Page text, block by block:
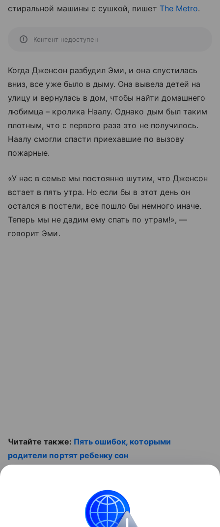
стиральной машины с сушкой, пишет The Metro.
Контент недоступен
Когда Дженсон разбудил Эми, и она спустилась
вниз, все уже было в дыму. Она вывела детей на
улицу и вернулась в дом, чтобы найти домашнего
любимца – кролика Наалу. Однако дым был таким
плотным, что с первого раза это не получилось.
Наалу смогли спасти приехавшие по вызову
пожарные.
«У нас в семье мы постоянно шутим, что Дженсон
встает в пять утра. Но если бы в этот день он
остался в постели, все пошло бы немного иначе.
Теперь мы не дадим ему спать по утрам!», —
говорит Эми.
Читайте также: Пять ошибок, которыми
родители портят ребенку сон
Контент недоступен